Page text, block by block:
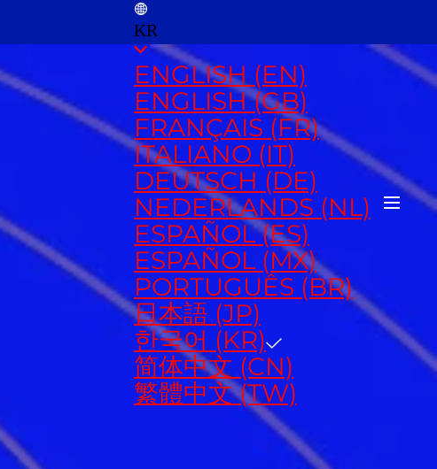
KR
ENGLISH (EN)
ENGLISH (GB)
FRANÇAIS (FR)
ITALIANO (IT)
DEUTSCH (DE)
NEDERLANDS (NL)
ESPAÑOL (ES)
ESPAÑOL (MX)
PORTUGUÊS (BR)
日本語 (JP)
한국어 (KR)
简体中文 (CN)
繁體中文 (TW)